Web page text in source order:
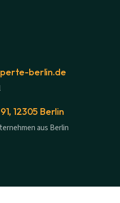
berlin.de
12305 Berlin
aus Berlin